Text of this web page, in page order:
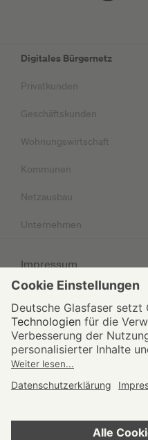
Digitales Bürgernetz
Privatkunden
Geschäftskunden
Wohnungswirtschaft
Kommunen
Netzausbau
Unternehmen
Impressum
Datenschutz
© 2026 Deutsche